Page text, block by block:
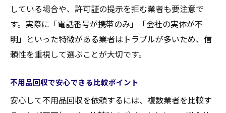
している場合や、許可証の提示を拒む業者も要注意で
す。実際に「電話番号が携帯のみ」「会社の実体が不
明」といった特徴がある業者はトラブルが多いため、信
頼性を重視して選ぶことが大切です。
不用品回収で安心できる比較ポイント
安心して不用品回収を依頼するには、複数業者を比較す